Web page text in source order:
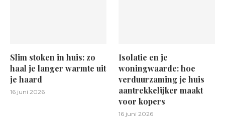
Slim stoken in huis: zo
haal je langer warmte uit
je haard
16 juni 2026
Isolatie en je
woningwaarde: hoe
verduurzaming je huis
aantrekkelijker maakt
voor kopers
16 juni 2026